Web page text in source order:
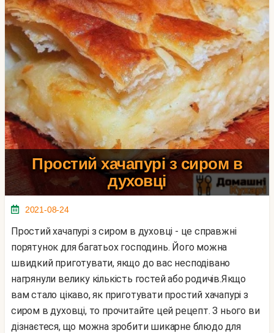
Простий хачапурі з сиром в
духовці
2021-08-24
Простий хачапурі з сиром в духовці - це справжні
порятунок для багатьох господинь. Його можна
швидкий приготувати, якщо до вас несподівано
нагрянули велику кількість гостей або родичів.Якщо
вам стало цікаво, як приготувати простий хачапурі з
сиром в духовці, то прочитайте цей рецепт. З нього ви
дізнаєтеся, що можна зробити шикарне блюдо для